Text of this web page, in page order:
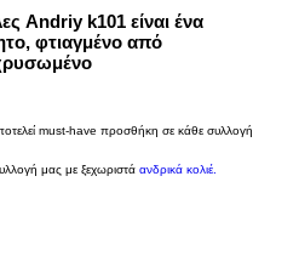
Andriy k101 είναι ένα
φτιαγμένο από
must-have προσθήκη σε κάθε συλλογή
μας με ξεχωριστά ανδρικά κολιέ.